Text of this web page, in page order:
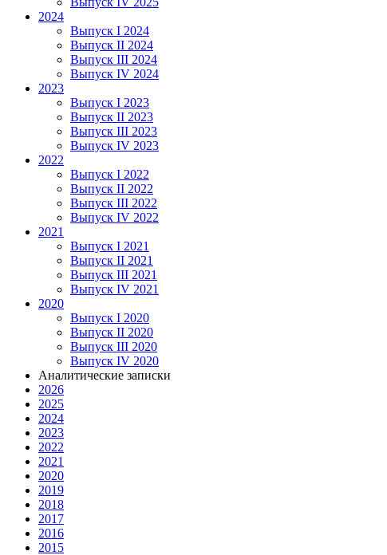
2024
Выпуск I 2024
Выпуск II 2024
Выпуск III 2024
Выпуск IV 2024
2023
Выпуск I 2023
Выпуск II 2023
Выпуск III 2023
Выпуск IV 2023
2022
Выпуск I 2022
Выпуск II 2022
Выпуск III 2022
Выпуск IV 2022
2021
Выпуск I 2021
Выпуск II 2021
Выпуск III 2021
Выпуск IV 2021
2020
Выпуск I 2020
Выпуск II 2020
Выпуск III 2020
Выпуск IV 2020
Аналитические записки
2026
2025
2024
2023
2022
2021
2020
2019
2018
2017
2016
2015